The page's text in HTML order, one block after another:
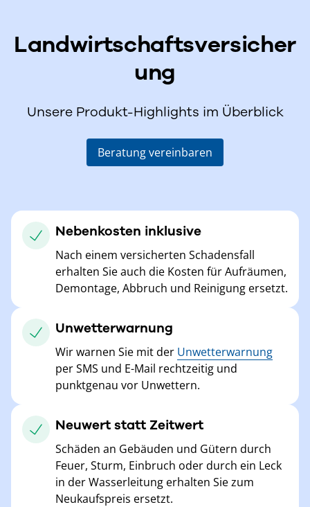
Landwirtschaftsversicher
ung
Unsere Produkt-Highlights im Überblick
Beratung vereinbaren
Nebenkosten inklusive
Nach einem versicherten Schadensfall
erhalten Sie auch die Kosten für Aufräumen,
Demontage, Abbruch und Reinigung ersetzt.
Unwetterwarnung
Wir warnen Sie mit der Unwetterwarnung
per SMS und E-Mail rechtzeitig und
punktgenau vor Unwettern.
Neuwert statt Zeitwert
Schäden an Gebäuden und Gütern durch
Feuer, Sturm, Einbruch oder durch ein Leck
in der Wasserleitung erhalten Sie zum
Neukaufspreis ersetzt.